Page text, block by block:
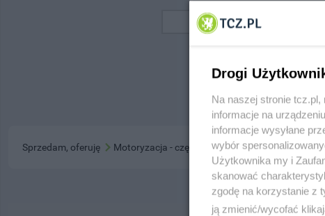
Sprzedam, oferuję Motoryzacja - części
Drogi
Na naszej stronie
informacje na
informacje wysyłane
wybór
Użytkownika my i
skanować
zgodę na korzystanie z
ją zmienić/wycofać